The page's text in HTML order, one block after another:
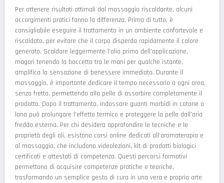
Per ottenere risultati ottimali dal massaggio riscaldante, alcuni
accorgimenti pratici fanno la differenza. Prima di tutto, è
consigliabile eseguire il trattamento in un ambiente confortevole e
riscaldato, per evitare che il corpo disperda rapidamente il calore
generato. Scaldare leggermente l'olio prima dell'applicazione,
magari tenendo la boccetta tra le mani per qualche istante,
amplifica la sensazione di benessere immediato. Durante il
massaggio, è importante dedicare il tempo necessario a ogni area,
senza fretta, permettendo alla pelle di assorbire completamente il
prodotto. Dopo il trattamento, indossare guanti morbidi in cotone o
lana può prolungare l'effetto termico e proteggere la pelle dall'aria
fredda esterna. Per chi desidera approfondire le tecniche e le
proprietà degli oli, esistono corsi online dedicati all'aromaterapia e
al massaggio, che includono videolezioni, kit di prodotti biologici
certificati e attestati di competenza. Questi percorsi formativi
permettono di acquisire competenze pratiche e teoriche,
trasformando un semplice gesto di cura in una vera e propria arte